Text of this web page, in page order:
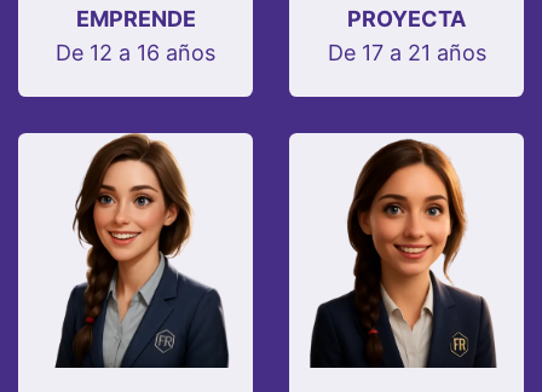
EMPRENDE
De 12 a 16 años
PROYECTA
De 17 a 21 años